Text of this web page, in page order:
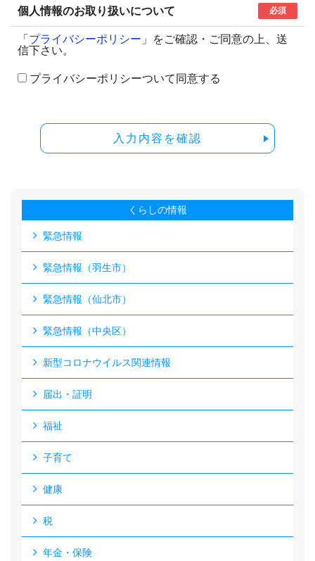
個人情報のお取り扱いについて 必須
「 プライバシーポリシー 」をご確認・ご同意の上、送
信下さい。
プライバシーポリシーついて同意する
入力内容を確認
くらしの情報
緊急情報
緊急情報（羽生市）
緊急情報（仙北市）
緊急情報（中央区）
新型コロナウイルス関連情報
届出・証明
福祉
子育て
健康
税
年金・保険